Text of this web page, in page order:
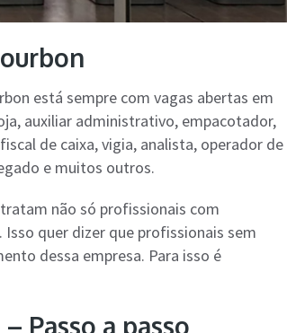
está sempre com vagas abertas em
auxiliar administrativo, empacotador,
de caixa, vigia, analista, operador de
e muitos outros.
não só profissionais com
quer dizer que profissionais sem
dessa empresa. Para isso é
Passo a passo